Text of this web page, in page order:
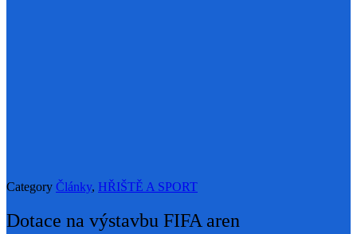
Category Články, HŘIŠTĚ A SPORT
Dotace na výstavbu FIFA aren